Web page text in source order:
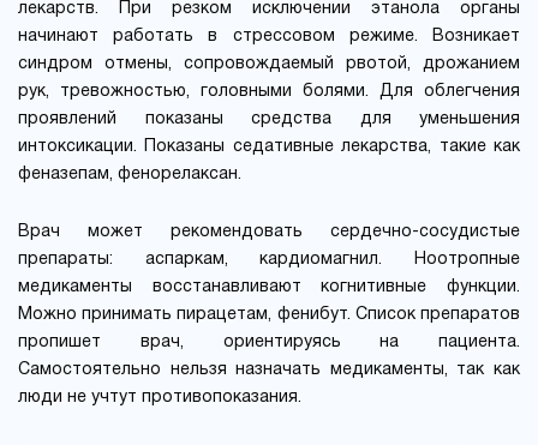
лекарств. При резком исключении этанола органы
начинают работать в стрессовом режиме. Возникает
синдром отмены, сопровождаемый рвотой, дрожанием
рук, тревожностью, головными болями. Для облегчения
проявлений показаны средства для уменьшения
интоксикации. Показаны седативные лекарства, такие как
феназепам, фенорелаксан.
Врач может рекомендовать сердечно-сосудистые
препараты: аспаркам, кардиомагнил. Ноотропные
медикаменты восстанавливают когнитивные функции.
Можно принимать пирацетам, фенибут. Список препаратов
пропишет врач, ориентируясь на пациента.
Самостоятельно нельзя назначать медикаменты, так как
люди не учтут противопоказания.